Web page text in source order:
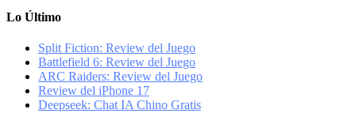
Lo Último
Split Fiction: Review del Juego
Battlefield 6: Review del Juego
ARC Raiders: Review del Juego
Review del iPhone 17
Deepseek: Chat IA Chino Gratis